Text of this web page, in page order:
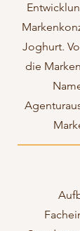
Joghurt.
die